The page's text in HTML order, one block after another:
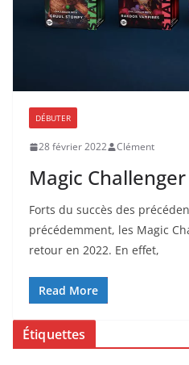
DÉBUTER
28 février 2022 Clément
Magic
Forts du succès des
précédemment, les Magic
retour en 2022. En effet,
Read More
Étiquettes